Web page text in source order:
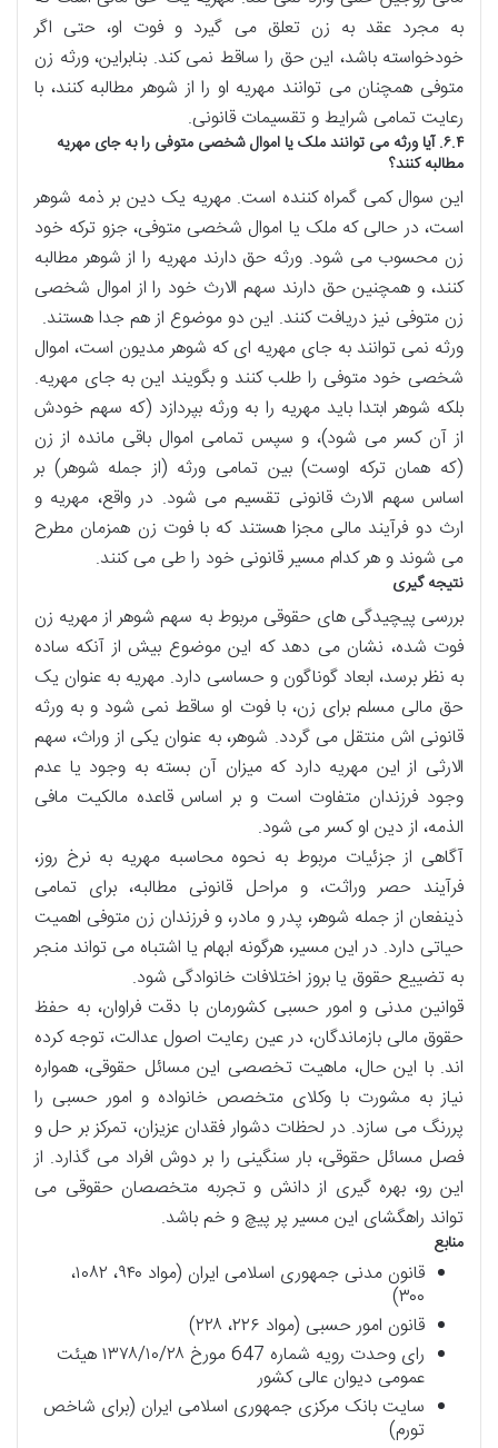
به مجرد عقد به زن تعلق می گیرد و فوت او، حتی اگر
خودخواسته باشد، این حق را ساقط نمی کند. بنابراین، ورثه زن
متوفی همچنان می توانند مهریه او را از شوهر مطالبه کنند، با
رعایت تمامی شرایط و تقسیمات قانونی.
۶.۴. آیا ورثه می توانند ملک یا اموال شخصی متوفی را به جای مهریه
مطالبه کنند؟
این سوال کمی گمراه کننده است. مهریه یک دین بر ذمه شوهر
است، در حالی که ملک یا اموال شخصی متوفی، جزو ترکه خود
زن محسوب می شود. ورثه حق دارند مهریه را از شوهر مطالبه
کنند، و همچنین حق دارند سهم الارث خود را از اموال شخصی
زن متوفی نیز دریافت کنند. این دو موضوع از هم جدا هستند.
ورثه نمی توانند به جای مهریه ای که شوهر مدیون است، اموال
شخصی خود متوفی را طلب کنند و بگویند این به جای مهریه.
بلکه شوهر ابتدا باید مهریه را به ورثه بپردازد (که سهم خودش
از آن کسر می شود)، و سپس تمامی اموال باقی مانده از زن
(که همان ترکه اوست) بین تمامی ورثه (از جمله شوهر) بر
اساس سهم الارث قانونی تقسیم می شود. در واقع، مهریه و
ارث دو فرآیند مالی مجزا هستند که با فوت زن همزمان مطرح
می شوند و هر کدام مسیر قانونی خود را طی می کنند.
نتیجه گیری
بررسی پیچیدگی های حقوقی مربوط به سهم شوهر از مهریه زن
فوت شده، نشان می دهد که این موضوع بیش از آنکه ساده
به نظر برسد، ابعاد گوناگون و حساسی دارد. مهریه به عنوان یک
حق مالی مسلم برای زن، با فوت او ساقط نمی شود و به ورثه
قانونی اش منتقل می گردد. شوهر، به عنوان یکی از وراث، سهم
الارثی از این مهریه دارد که میزان آن بسته به وجود یا عدم
وجود فرزندان متفاوت است و بر اساس قاعده مالکیت مافی
الذمه، از دین او کسر می شود.
آگاهی از جزئیات مربوط به نحوه محاسبه مهریه به نرخ روز،
فرآیند حصر وراثت، و مراحل قانونی مطالبه، برای تمامی
ذینفعان از جمله شوهر، پدر و مادر، و فرزندان زن متوفی اهمیت
حیاتی دارد. در این مسیر، هرگونه ابهام یا اشتباه می تواند منجر
به تضییع حقوق یا بروز اختلافات خانوادگی شود.
قوانین مدنی و امور حسبی کشورمان با دقت فراوان، به حفظ
حقوق مالی بازماندگان، در عین رعایت اصول عدالت، توجه کرده
اند. با این حال، ماهیت تخصصی این مسائل حقوقی، همواره
نیاز به مشورت با وکلای متخصص خانواده و امور حسبی را
پررنگ می سازد. در لحظات دشوار فقدان عزیزان، تمرکز بر حل و
فصل مسائل حقوقی، بار سنگینی را بر دوش افراد می گذارد. از
این رو، بهره گیری از دانش و تجربه متخصصان حقوقی می
تواند راهگشای این مسیر پر پیچ و خم باشد.
منابع
قانون مدنی جمهوری اسلامی ایران (مواد ۹۴۰، ۱۰۸۲،
۳۰۰)
قانون امور حسبی (مواد ۲۲۶، ۲۲۸)
رای وحدت رویه شماره 647 مورخ ۱۳۷۸/۱۰/۲۸ هیئت
عمومی دیوان عالی کشور
سایت بانک مرکزی جمهوری اسلامی ایران (برای شاخص
تورم)